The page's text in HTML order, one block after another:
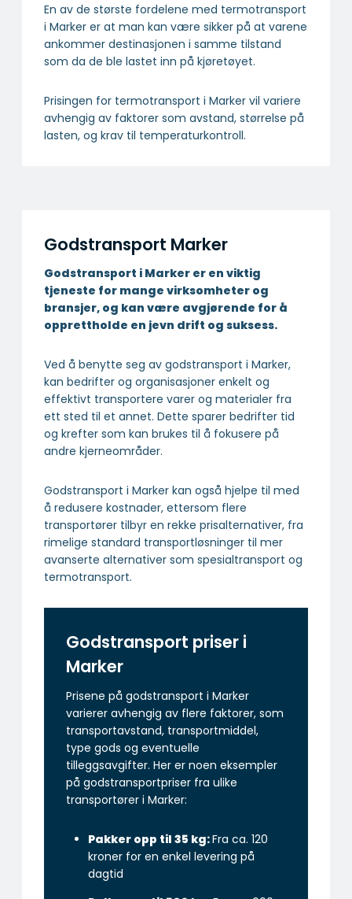
En av de største fordelene med termotransport
i Marker er at man kan være sikker på at varene
ankommer destinasjonen i samme tilstand
som da de ble lastet inn på kjøretøyet.
Prisingen for termotransport i Marker vil variere
avhengig av faktorer som avstand, størrelse på
lasten, og krav til temperaturkontroll.
Godstransport Marker
Godstransport i Marker er en viktig
tjeneste for mange virksomheter og
bransjer, og kan være avgjørende for å
opprettholde en jevn drift og suksess.
Ved å benytte seg av godstransport i Marker,
kan bedrifter og organisasjoner enkelt og
effektivt transportere varer og materialer fra
ett sted til et annet. Dette sparer bedrifter tid
og krefter som kan brukes til å fokusere på
andre kjerneområder.
Godstransport i Marker kan også hjelpe til med
å redusere kostnader, ettersom flere
transportører tilbyr en rekke prisalternativer, fra
rimelige standard transportløsninger til mer
avanserte alternativer som spesialtransport og
termotransport.
Godstransport priser i
Marker
Prisene på godstransport i Marker
varierer avhengig av flere faktorer, som
transportavstand, transportmiddel,
type gods og eventuelle
tilleggsavgifter. Her er noen eksempler
på godstransportpriser fra ulike
transportører i Marker:
Pakker opp til 35 kg:Fra ca. 120
kroner for en enkel levering på
dagtid